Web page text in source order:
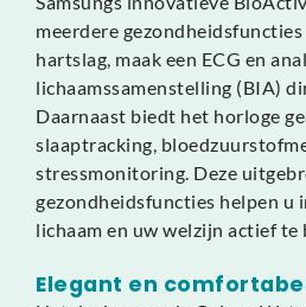
meerdere
hartslag, maak een ECG en
lichaamssamenstelling (BIA)
Daarnaast biedt het horloge
slaaptracking,
stressmonitoring. Deze
gezondheidsfuncties helpen u
lichaam en uw welzijn actief te
Elegant en